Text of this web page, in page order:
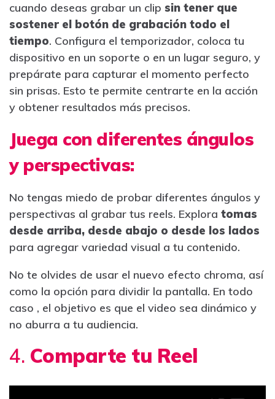
cuando deseas grabar un clip sin tener que
sostener el botón de grabación todo el
tiempo. Configura el temporizador, coloca tu
dispositivo en un soporte o en un lugar seguro, y
prepárate para capturar el momento perfecto
sin prisas. Esto te permite centrarte en la acción
y obtener resultados más precisos.
Juega con diferentes ángulos
y perspectivas:
No tengas miedo de probar diferentes ángulos y
perspectivas al grabar tus reels. Explora tomas
desde arriba, desde abajo o desde los lados
para agregar variedad visual a tu contenido.
No te olvides de usar el nuevo efecto chroma, así
como la opción para dividir la pantalla. En todo
caso , el objetivo es que el video sea dinámico y
no aburra a tu audiencia.
4. Comparte tu Reel